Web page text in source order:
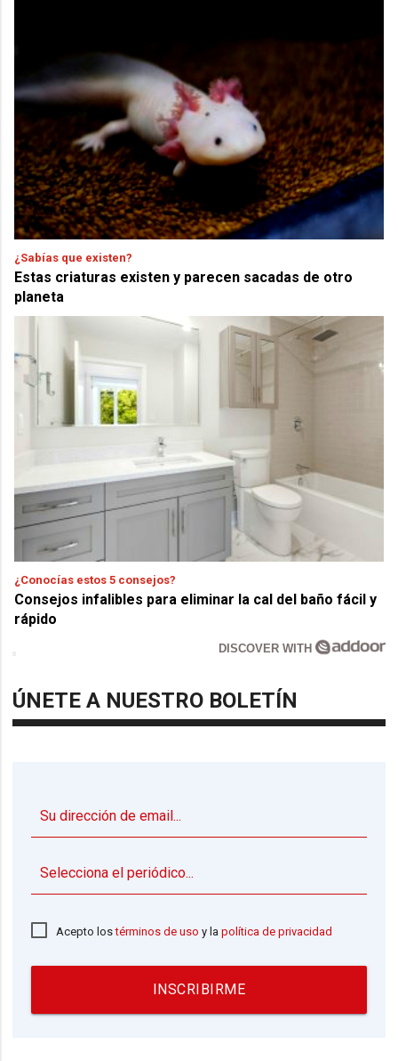
¿Sabías que existen?
Estas criaturas existen y parecen sacadas de otro
planeta
¿Conocías estos 5 consejos?
Consejos infalibles para eliminar la cal del baño fácil y
rápido
DISCOVER WITH
ÚNETE A NUESTRO BOLETÍN
Acepto lostérminos de uso y lapolítica de privacidad
INSCRIBIRME